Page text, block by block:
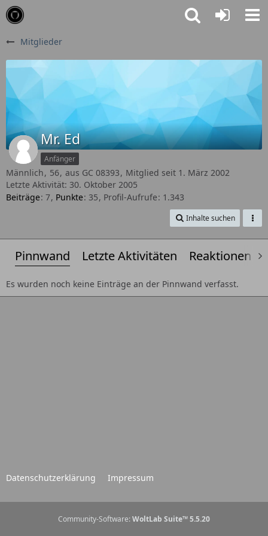
Mitglieder
Mr. Ed
Anfänger
Männlich 56 aus GC 08393
Mitglied seit 1. März 2002
Letzte Aktivität: 30. Oktober 2005
Beiträge 7 Punkte 35 Profil-Aufrufe 1.343
Inhalte suchen
Pinnwand Letzte Aktivitäten Reaktionen
Es wurden noch keine Einträge an der Pinnwand verfasst.
Datenschutzerklärung Impressum
Community-Software: WoltLab Suite™ 5.5.20